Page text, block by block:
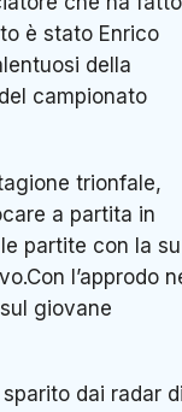
è stato Enrico
della
campionato
trionfale,
a partita in
partite con la
l’approdo
giovane
dai radar